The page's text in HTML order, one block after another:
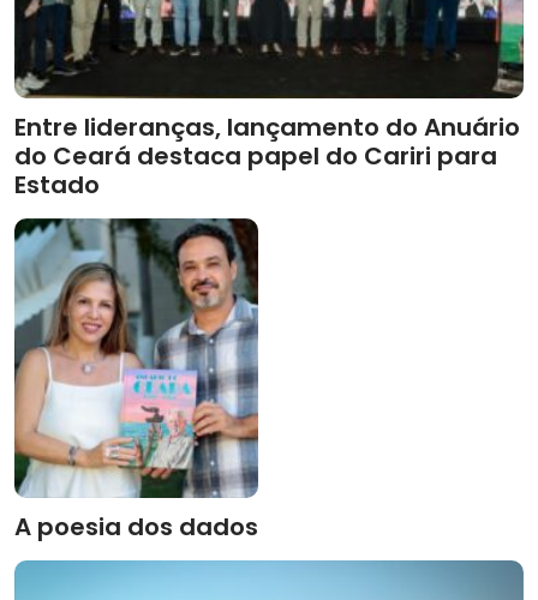
Entre lideranças, lançamento do Anuário
do Ceará destaca papel do Cariri para
Estado
A poesia dos dados